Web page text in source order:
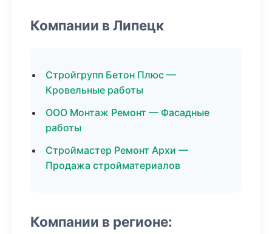
Компании в Липецк
Стройгрупп Бетон Плюс —
Кровельные работы
ООО Монтаж Ремонт — Фасадные
работы
Строймастер Ремонт Архи —
Продажа стройматериалов
Компании в регионе: